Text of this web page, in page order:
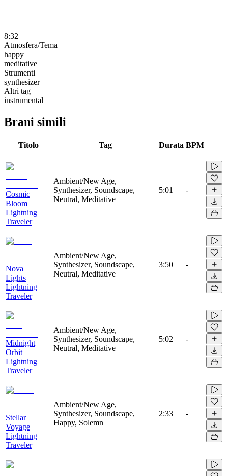
8:32
Atmosfera/Tema
happy
meditative
Strumenti
synthesizer
Altri tag
instrumental
Brani simili
Titolo Tag Durata BPM
Cosmic
Bloom
Lightning
Traveler
Ambient/New Age,
Synthesizer, Soundscape,
Neutral, Meditative
5:01 -
Nova
Lights
Lightning
Traveler
Ambient/New Age,
Synthesizer, Soundscape,
Neutral, Meditative
3:50 -
Midnight
Orbit
Lightning
Traveler
Ambient/New Age,
Synthesizer, Soundscape,
Neutral, Meditative
5:02 -
Stellar
Voyage
Lightning
Traveler
Ambient/New Age,
Synthesizer, Soundscape,
Happy, Solemn
2:33 -